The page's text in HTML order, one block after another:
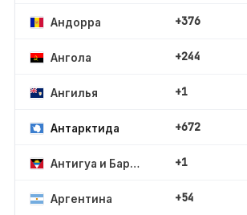
Андорра +376
Ангола +244
Ангилья +1
Антарктида +672
Антигуа и Барбуда +1
Аргентина +54